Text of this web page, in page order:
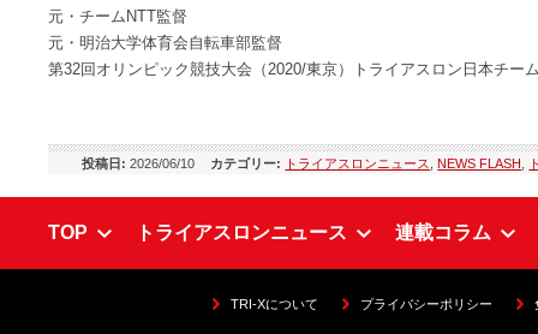
元・チームNTT監督
元・明治大学体育会自転車部監督
第32回オリンピック競技大会（2020/東京）トライアスロン日本チー
投稿日: 2026/06/10 カテゴリー: トライアスロンニュース ,NEWS FLASH
TOP トライアスロンニュース 連載コラム
TRI-Xについて プライバシーポリシー